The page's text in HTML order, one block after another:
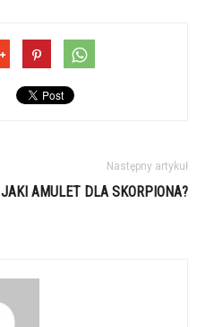
Następny artykuł
JAKI AMULET DLA SKORPIONA?